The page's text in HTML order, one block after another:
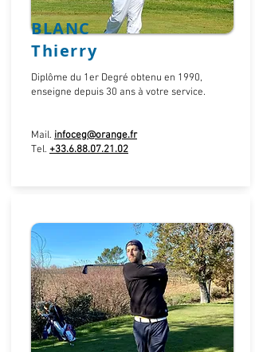
BLANC
Thierry
Diplôme du 1er Degré obtenu en 1990,
enseigne depuis 30 ans à votre service.
Mail. infoceg@orange.fr
Tel. +33.6.88.07.21.02